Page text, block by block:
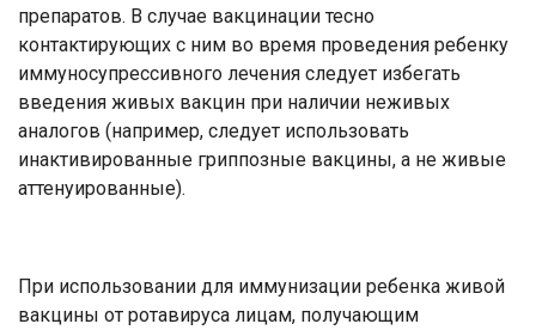
препаратов. В случае вакцинации тесно
контактирующих с ним во время проведения ребенку
иммуносупрессивного лечения следует избегать
введения живых вакцин при наличии неживых
аналогов (например, следует использовать
инактивированные гриппозные вакцины, а не живые
аттенуированные).
При использовании для иммунизации ребенка живой
вакцины от ротавируса лицам, получающим